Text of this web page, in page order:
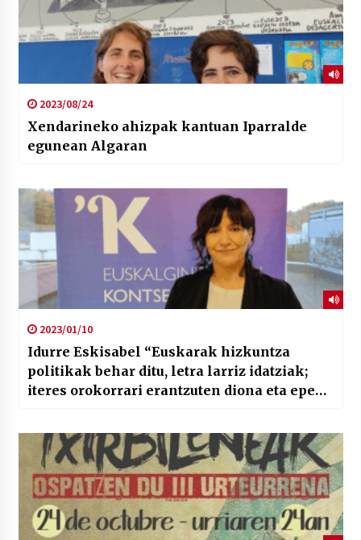
2023/08/24
Xendarineko ahizpak kantuan Iparralde
egunean Algaran
2023/01/10
Idurre Eskisabel “Euskarak hizkuntza
politikak behar ditu, letra larriz idatziak;
iteres orokorrari erantzuten diona eta epe